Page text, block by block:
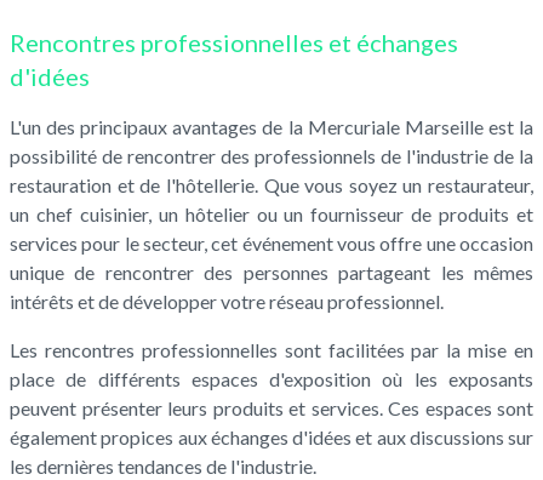
Rencontres professionnelles et échanges
d'idées
L'un des principaux avantages de la Mercuriale Marseille est la
possibilité de rencontrer des professionnels de l'industrie de la
restauration et de l'hôtellerie. Que vous soyez un restaurateur,
un chef cuisinier, un hôtelier ou un fournisseur de produits et
services pour le secteur, cet événement vous offre une occasion
unique de rencontrer des personnes partageant les mêmes
intérêts et de développer votre réseau professionnel.
Les rencontres professionnelles sont facilitées par la mise en
place de différents espaces d'exposition où les exposants
peuvent présenter leurs produits et services. Ces espaces sont
également propices aux échanges d'idées et aux discussions sur
les dernières tendances de l'industrie.